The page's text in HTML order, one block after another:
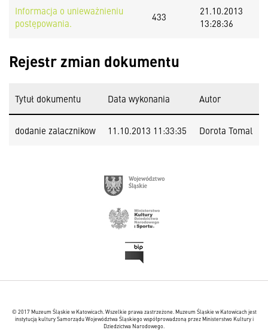
Informacja o unieważnieniu
postępowania.
433
21.10.2013
13:28:36
Rejestr zmian dokumentu
Tytuł dokumentu Data wykonania Autor
dodanie zalacznikow 11.10.2013 11:33:35 Dorota Tomal
© 2017 Muzeum Śląskie w Katowicach. Wszelkie prawa zastrzeżone. Muzeum Śląskie w Katowicach jest
instytucją kultury Samorządu Województwa Śląskiego współprowadzoną przez Ministerstwo Kultury i
Dziedzictwa Narodowego.